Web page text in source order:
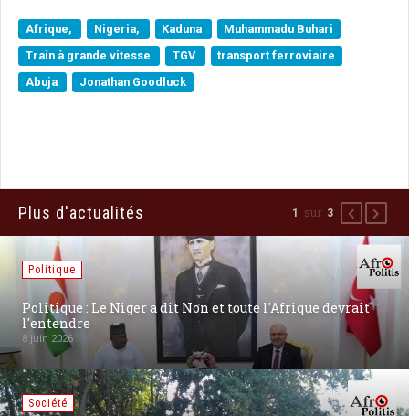
Afrique, Nigeria, Kaduna
Muhammadu Buhari
Train à grande vitesse
TGV
transport ferroviaire
Abuja
Jonathan Goodluck
Plus d'actualités
a dit Non et toute l'Afrique devrait
Politique
[Russie]
Kiev: un
27 août 2025
Communiqués
1 sur 3 Précédent